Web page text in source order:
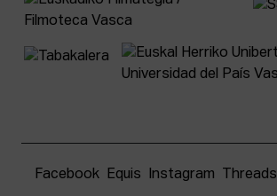
Facebook Equis Instagram Threads